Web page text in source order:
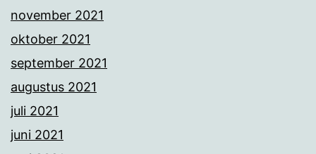
november 2021
oktober 2021
september 2021
augustus 2021
juli 2021
juni 2021